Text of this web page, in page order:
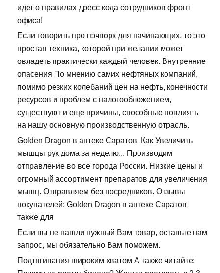
идет о правилах дресс кода сотрудников фронт
офиса!
Если говорить про пэчворк для начинающих, то это
простая техника, которой при желании может
овладеть практически каждый человек. Внутренние
опасения По мнению самих нефтяных компаний,
помимо резких колебаний цен на нефть, конечности
ресурсов и проблем с налогообложением,
существуют и еще причины, способные повлиять
на нашу основную производственную отрасль.
Golden Dragon в аптеке Саратов. Как Увеличить
мышцы рук дома за неделю... Производим
отправление во все города России. Низкие цены и
огромный ассортимент препаратов для увеличения
мышц. Отправляем без посредников. Отзывы
покупателей: Golden Dragon в аптеке Саратов
также для
Если вы не нашли нужный Вам товар, оставьте нам
запрос, мы обязательно Вам поможем.
Подтягивания широким хватом А также читайте: